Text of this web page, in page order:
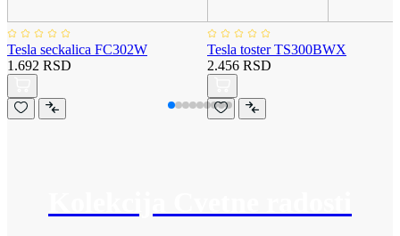
Tesla seckalica FC302W
1.692 RSD
Tesla toster TS300BWX
2.456 RSD